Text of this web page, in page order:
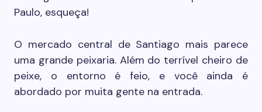
Paulo, esqueça!
O mercado central de Santiago mais parece
uma grande peixaria. Além do terrível cheiro de
peixe, o entorno é feio, e você ainda é
abordado por muita gente na entrada.